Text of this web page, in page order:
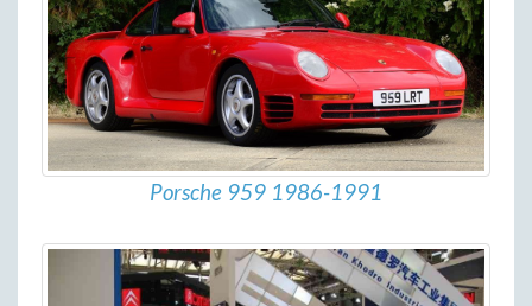
Porsche 959 1986-1991